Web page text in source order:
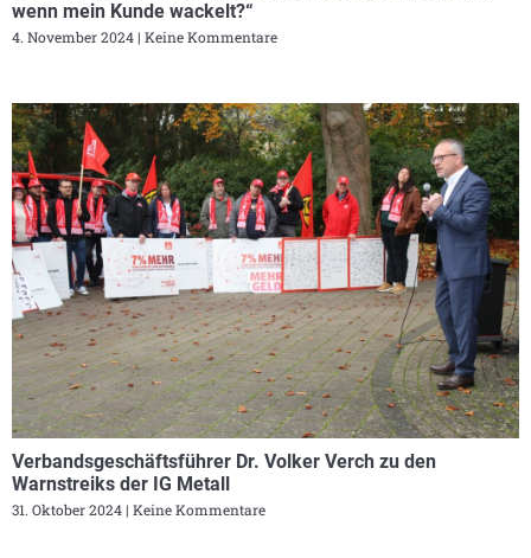
wenn mein Kunde wackelt?“
4. November 2024 Keine Kommentare
Verbandsgeschäftsführer Dr. Volker Verch zu den
Warnstreiks der IG Metall
31. Oktober 2024 Keine Kommentare